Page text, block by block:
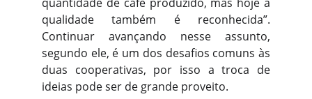
qualidade também é reconhecida”.
Continuar avançando nesse assunto,
segundo ele, é um dos desafios comuns às
duas cooperativas, por isso a troca de
ideias pode ser de grande proveito.